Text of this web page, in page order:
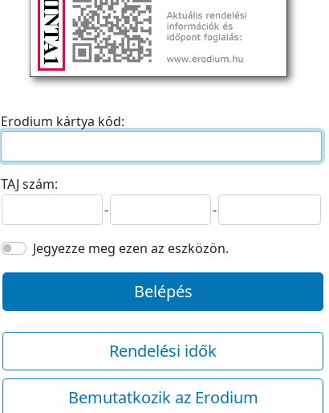
Erodium kártya kód:
TAJ szám:
-
-
Jegyezze meg ezen az eszközön.
Belépés
Rendelési idők
Bemutatkozik az Erodium